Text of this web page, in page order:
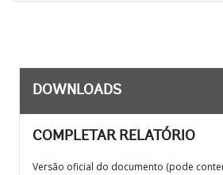
DOWNLOADS
COMPLETAR RELATÓRIO
Versão oficial do documento (pode